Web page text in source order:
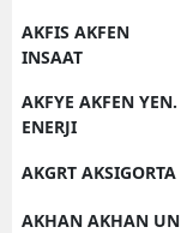
AKFIS AKFEN
INSAAT
AKFYE AKFEN YEN.
ENERJI
AKGRT AKSIGORTA
AKHAN AKHAN UN